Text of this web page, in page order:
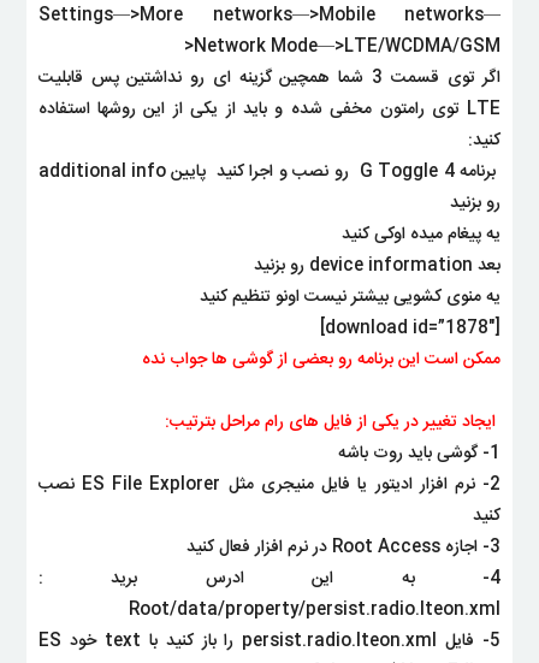
Settings—>More networks—>Mobile networks—
>Network Mode—>LTE/WCDMA/GSM
اگر توی قسمت 3 شما همچین گزینه ای رو نداشتین پس قابلیت
LTE توی رامتون مخفی شده و باید از یکی از این روش
ها استفاده
کنید:
برنامه 4 G Toggle رو نصب و اجرا کنید
پایین additional info
رو بزنید
یه پیغام میده اوکی کنید
بعد device information رو بزنید
یه منوی کشویی بیشتر نیست اونو تنظیم کنید
[download id=”1878″]
ممکن است این برنامه رو بعضی از گوشی ها جواب نده
ایجاد تغییر در یکی از فایل های رام مراحل بترتیب:
1- گوشی باید روت باشه
2- نرم افزار ادیتور یا فایل منیجری مثل ES File Explorer نصب
کنید
3- اجازه Root Access در نرم افزار فعال کنید
4- به این ادرس برید :
Root/data/property/persist.radio.lteon.xml
5- فایل persist.radio.lteon.xml را باز کنید با text خود ES